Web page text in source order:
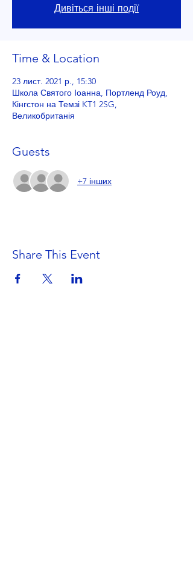
Дивіться інші події
Time & Location
23 лист. 2021 р., 15:30
Школа Святого Іоанна, Портленд Роуд,
Кінгстон на Темзі KT1 2SG,
Великобританія
Guests
+7 інших
Share This Event